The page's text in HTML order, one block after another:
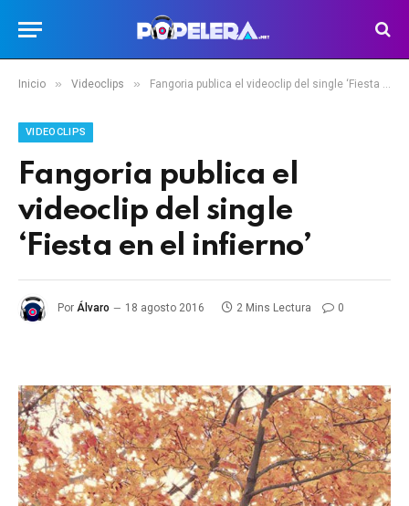
Inicio » Videoclips » Fangoria publica el videoclip del single ‘Fiesta en el infierno’
VIDEOCLIPS
Fangoria publica el
videoclip del single
‘Fiesta en el infierno’
Por Álvaro 18 agosto 2016 2 Mins Lectura 0